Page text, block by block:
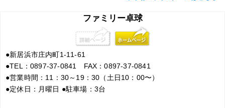
ファミリー卓球
●新居浜市庄内町1-11-61
●TEL：0897-37-0841 FAX：0897-37-0841
●営業時間：11：30～19：30（土日10：00〜）
●定休日：月曜日 ●駐車場：3台